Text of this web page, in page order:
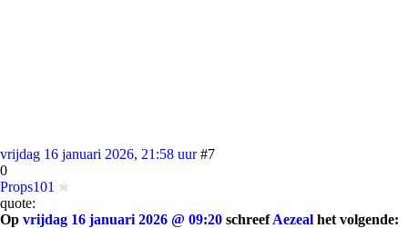
vrijdag 16 januari 2026, 21:58 uur #7
0
Props101
quote:
Op vrijdag 16 januari 2026 @ 09:20 schreefAezeal het volgende: